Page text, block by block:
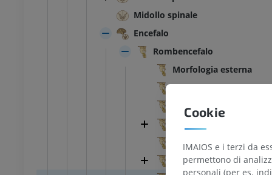
Midollo spinale
Encefalo
Rombencefalo
Morfologia esterna
Morfologia esterna
Mielencefalo; Midollo
Lemnisco mediale
Lemnisco spinale;
Cookie
IMAIOS e i terzi da
permettono di
personali (per es.